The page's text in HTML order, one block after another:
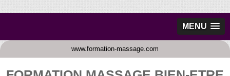
MENU
www.formation-massage.com